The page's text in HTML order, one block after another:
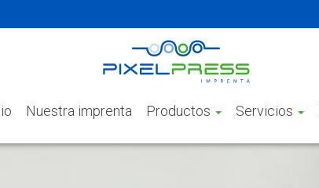
Nuestra imprenta Productos Servicios